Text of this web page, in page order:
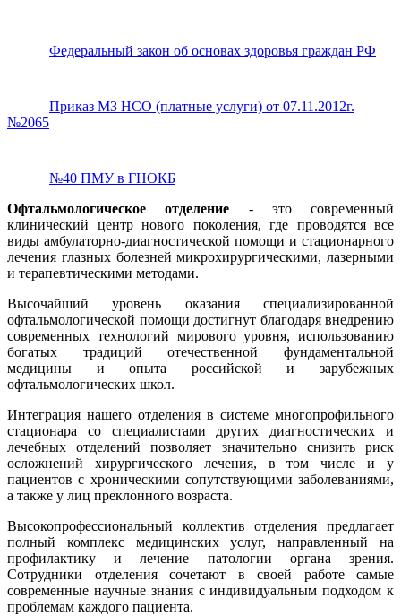
Федеральный закон об основах здоровья граждан РФ
Приказ МЗ НСО (платные услуги) от 07.11.2012г.
№2065
№40 ПМУ в ГНОКБ
Офтальмологическое отделение - это современный
клинический центр нового поколения, где проводятся все
виды амбулаторно-диагностической помощи и стационарного
лечения глазных болезней микрохирургическими, лазерными
и терапевтическими методами.
Высочайший уровень оказания специализированной
офтальмологической помощи достигнут благодаря внедрению
современных технологий мирового уровня, использованию
богатых традиций отечественной фундаментальной
медицины и опыта российской и зарубежных
офтальмологических школ.
Интеграция нашего отделения в системе многопрофильного
стационара со специалистами других диагностических и
лечебных отделений позволяет значительно снизить риск
осложнений хирургического лечения, в том числе и у
пациентов с хроническими сопутствующими заболеваниями,
а также у лиц преклонного возраста.
Высокопрофессиональный коллектив отделения предлагает
полный комплекс медицинских услуг, направленный на
профилактику и лечение патологии органа зрения.
Сотрудники отделения сочетают в своей работе самые
современные научные знания с индивидуальным подходом к
проблемам каждого пациента.